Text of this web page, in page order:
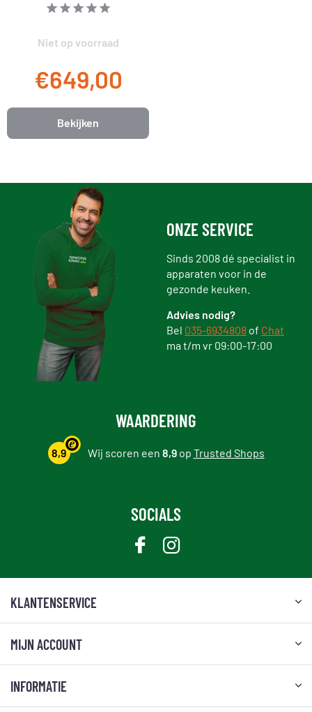
Niet op voorraad
€649,00
Bekijken
ONZE SERVICE
Sinds 2008 dé specialist in
apparaten voor in de
gezonde keuken.
Advies nodig?
Bel 035-6934808 of Chat
ma t/m vr 09:00-17:00
WAARDERING
8,9 Wij scoren een 8,9op Trusted Shops
SOCIALS
KLANTENSERVICE
MIJN ACCOUNT
INFORMATIE